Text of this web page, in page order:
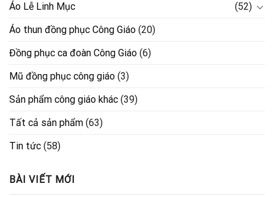
Áo Lễ Linh Mục
(52)
Áo thun đồng phục Công Giáo (20)
Đồng phục ca đoàn Công Giáo (6)
Mũ đồng phục công giáo (3)
Sản phẩm công giáo khác (39)
Tất cả sản phẩm (63)
Tin tức (58)
BÀI VIẾT MỚI